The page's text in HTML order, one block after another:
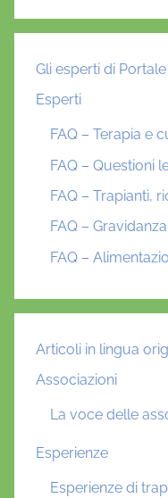
Gli esperti di
Esperti
FAQ – Terapia e
FAQ – Questioni
FAQ – Trapianti,
FAQ –
FAQ –
Articoli in lingua
Associazioni
La voce delle
Esperienze
Esperienze di